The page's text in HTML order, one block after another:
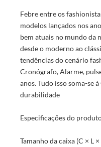
Febre entre os
modelos lançados nos
bem atuais no mundo da
desde o moderno ao
tendências do cenário
Cronógrafo, Alarme,
anos. Tudo isso soma-se
durabilidade
Especificações do
Tamanho da caixa (C × L